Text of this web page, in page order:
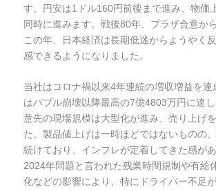
す。円安は1ドル160円前後まで進み、物価
同時に進みます。戦後80年、プラザ合意か
この年、日本経済は長期低迷からようやく
感できるようになりました。
当社はコロナ禍以来4年連続の増収増益を達
はバブル崩壊以降最高の7億4803万円に達
意先の現場規模は大型化が進み、売り上げ
た。製品値上げは一時ほどではないものの
続けており、インフレが定着してきた感があ
2024年問題と言われた残業時間規制や有給
化などの影響により、特にドライバー不足